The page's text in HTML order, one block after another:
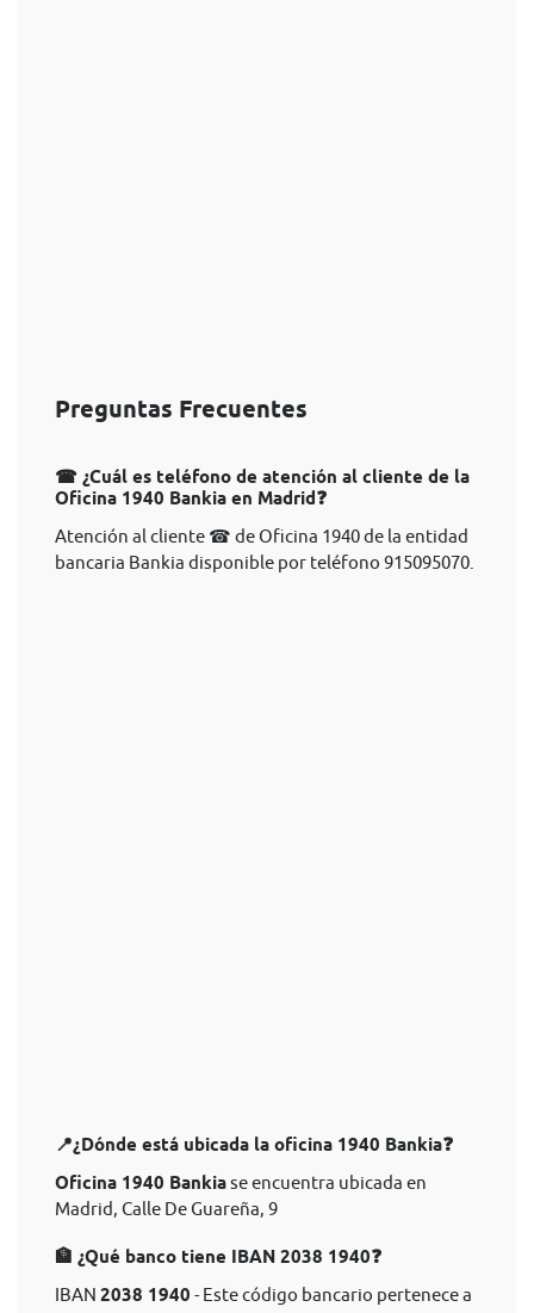
Preguntas Frecuentes
☎ ¿Cuál es teléfono de atención al cliente de la
Oficina 1940 Bankia en Madrid❓
Atención al cliente ☎ de Oficina 1940 de la entidad
bancaria Bankia disponible por teléfono 915095070.
📍¿Dónde está ubicada la oficina 1940 Bankia❓
Oficina 1940 Bankiase encuentra ubicada en
Madrid, Calle De Guareña, 9
🏦 ¿Qué banco tiene IBAN 2038 1940❓
IBAN 2038 1940 - Este código bancario pertenece a